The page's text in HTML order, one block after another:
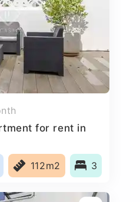
for rent in
112m2 3